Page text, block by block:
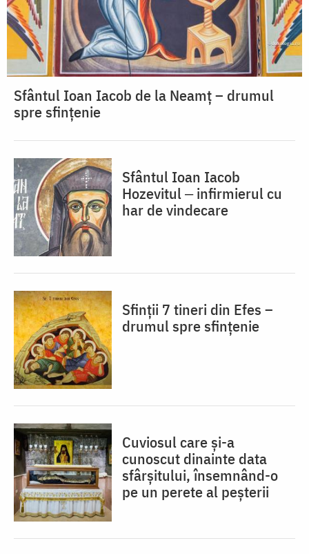
Sfântul Ioan Iacob de la Neamț – drumul
spre sfințenie
Sfântul Ioan Iacob
Hozevitul ‒ infirmierul cu
har de vindecare
Sfinții 7 tineri din Efes –
drumul spre sfințenie
Cuviosul care și-a
cunoscut dinainte data
sfârșitului, însemnând-o
pe un perete al peșterii